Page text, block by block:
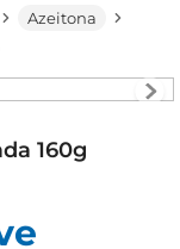
Azeitona
160g